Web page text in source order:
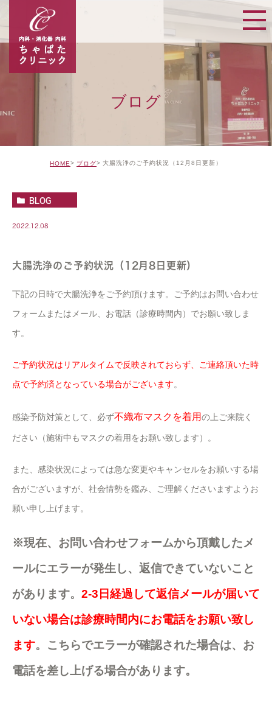
ブログ
HOME ブログ 大腸洗浄のご予約状況（12月8日更新）
BLOG
2022.12.08
大腸洗浄のご予約状況（12月8日更新）
下記の日時で大腸洗浄をご予約頂けます。ご予約はお問い合わせ
フォームまたはメール、お電話（診療時間内）でお願い致しま
す。
ご予約状況はリアルタイムで反映されておらず、ご連絡頂いた時
点で予約済となっている場合がございます。
感染予防対策として、必ず不織布マスクを着用の上ご来院く
ださい（施術中もマスクの着用をお願い致します）。
また、感染状況によっては急な変更やキャンセルをお願いする場
合がございますが、社会情勢を鑑み、ご理解くださいますようお
願い申し上げます。
※現在、お問い合わせフォームから頂戴したメ
ールにエラーが発生し、返信できていないこと
があります。 2-3日経過して返信メールが届いて
いない場合は診療時間内にお電話をお願い致し
ます。こちらでエラーが確認された場合は、お
電話を差し上げる場合があります。